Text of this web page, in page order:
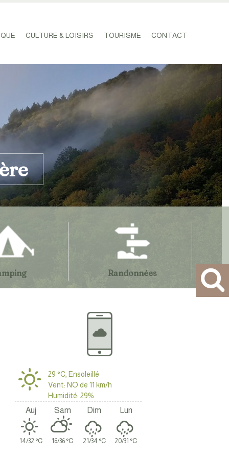
CULTURE & LOISIRS TOURISME CONTACT
et des pêcheurs
Randonnées
29 °C, Ensoleillé
Vent: NO de 11 km/h
Humidité: 29%
Auj
14/32 °C
Sam
16/36 °C
Dim
21/34 °C
Lun
20/31 °C